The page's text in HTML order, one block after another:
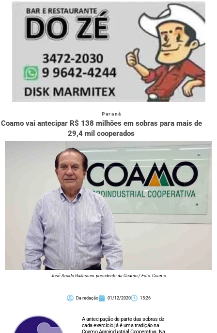
Paraná
Coamo vai antecipar R$ 138 milhões em sobras para mais de
29,4 mil cooperados
José Aroldo Gallassini. presidente da Coamo / Foto: Coamo
Da redação 01/12/2020 15:26
A antecipação de parte das sobras de
cada exercício já é uma tradição na
Coamo Agroindustrial Cooperativa. Na